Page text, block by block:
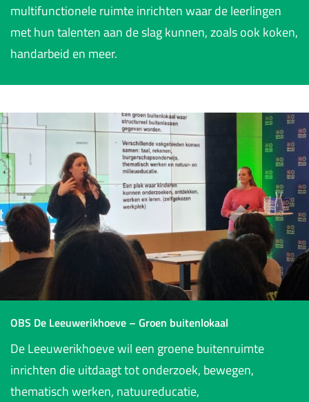
multifunctionele ruimte inrichten waar de leerlingen
met hun talenten aan de slag kunnen, zoals ook koken,
handarbeid en meer.
OBS De Leeuwerikhoeve – Groen buitenlokaal
De Leeuwerikhoeve wil een groene buitenruimte
inrichten die uitdaagt tot onderzoek, bewegen,
thematisch werken, natuureducatie,